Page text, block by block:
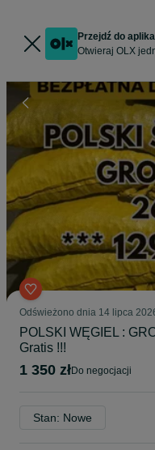
Przejdź do
Otwieraj OLX
Odświeżono dnia 14 lipca
POLSKI WĘGIEL :
Gratis !!!
1 350 zł do negocjacji
Stan: Nowe